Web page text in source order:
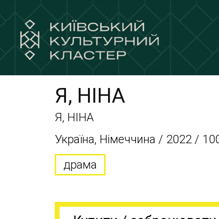
Я, НІНА
Я, НІНА
Україна, Німеччина / 2022 /
драма